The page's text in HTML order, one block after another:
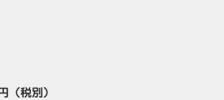
（税別）